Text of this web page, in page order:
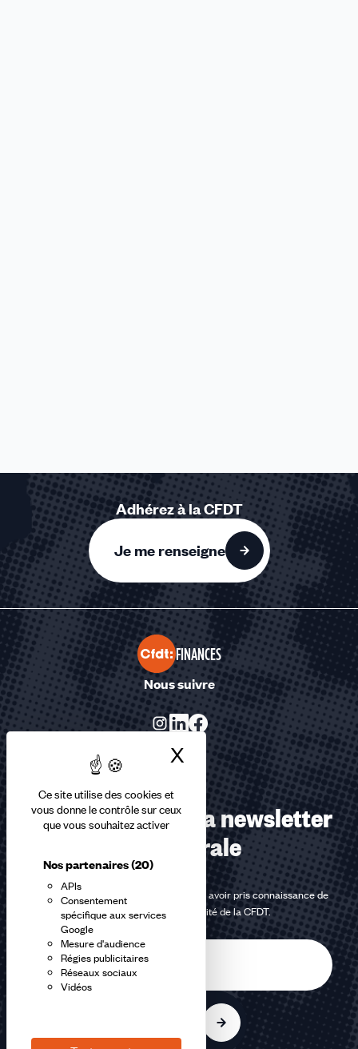
Ce site utilise des cookies et
vous donne le contrôle sur ceux
que vous souhaitez activer
Nos partenaires(20)
APIs
Consentement
spécifique aux services
Google
Mesure d'audience
Régies publicitaires
Réseaux sociaux
Vidéos
X Masquer le
Adhérez à la CFDT
Je me renseigne
FINANCES
Nous suivre
Abonnez-vous à la newsletter
confédérale
En m'inscrivant à la newsletter, j'affirme avoir pris connaissance de
lapolitique de confidentialité de la CFDT.